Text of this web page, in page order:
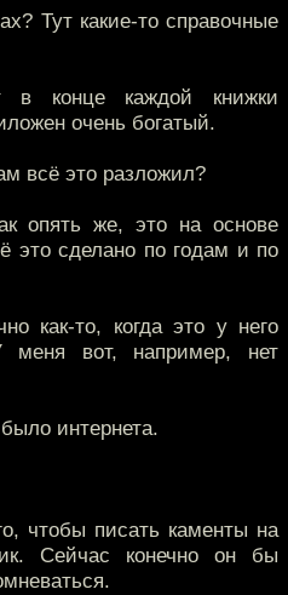
Тут какие-то справочные
конце каждой книжки
очень богатый.
всё это разложил?
опять же, это на основе
это сделано по годам и по
как-то, когда это у него
вот, например, нет
интернета.
чтобы писать каменты на
Сейчас конечно он бы